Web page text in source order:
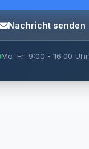
Nachricht senden
Mo–Fr: 9:00 - 16:00 Uhr